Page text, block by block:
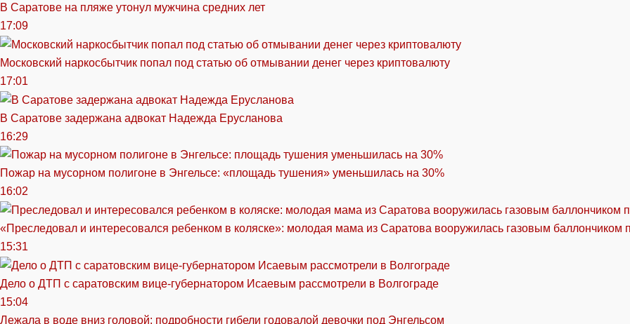
В Саратове на пляже утонул мужчина средних лет
17:09
Московский наркосбытчик попал под статью об отмывании денег через криптовалюту
17:01
В Саратове задержана адвокат Надежда Ерусланова
16:29
Пожар на мусорном полигоне в Энгельсе: «площадь тушения» уменьшилась на 30%
16:02
«Преследовал и интересовался ребенком в коляске»: молодая мама из Саратова вооружилась газовым баллончиком
15:31
Дело о ДТП с саратовским вице-губернатором Исаевым рассмотрели в Волгограде
15:04
Лежала в воде вниз головой: подробности гибели годовалой девочки под Энгельсом